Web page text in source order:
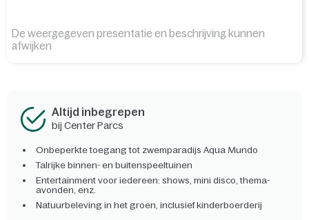
De weergegeven presentatie en beschrijving kunnen
afwijken
Altijd inbegrepen
bij Center Parcs
Onbeperkte toegang tot zwemparadijs Aqua Mundo
Talrijke binnen- en buitenspeeltuinen
Entertainment voor iedereen: shows, mini disco, thema-
avonden, enz.
Natuurbeleving in het groen, inclusief kinderboerderij